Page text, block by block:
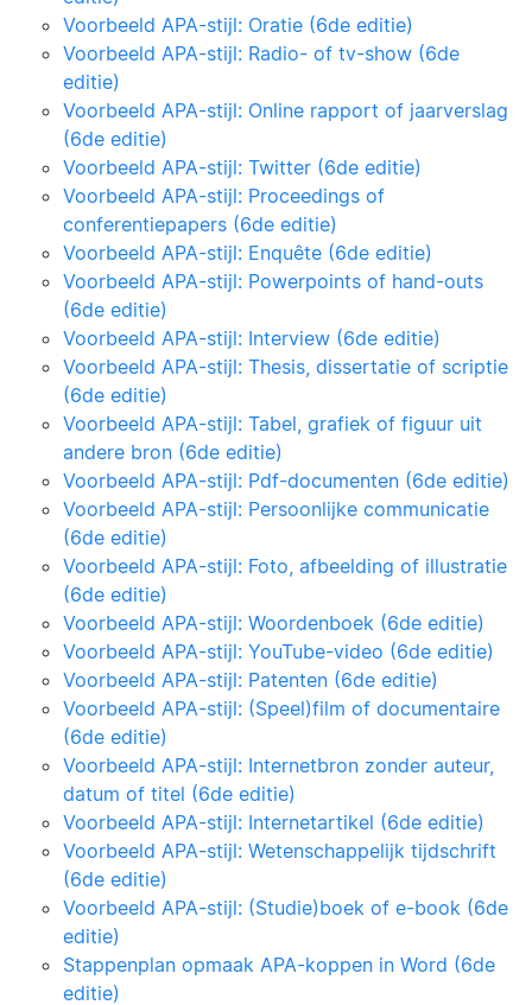
Voorbeeld APA-stijl: Oratie (6de editie)
Voorbeeld APA-stijl: Radio- of tv-show (6de
editie)
Voorbeeld APA-stijl: Online rapport of jaarverslag
(6de editie)
Voorbeeld APA-stijl: Twitter (6de editie)
Voorbeeld APA-stijl: Proceedings of
conferentiepapers (6de editie)
Voorbeeld APA-stijl: Enquête (6de editie)
Voorbeeld APA-stijl: Powerpoints of hand-outs
(6de editie)
Voorbeeld APA-stijl: Interview (6de editie)
Voorbeeld APA-stijl: Thesis, dissertatie of scriptie
(6de editie)
Voorbeeld APA-stijl: Tabel, grafiek of figuur uit
andere bron (6de editie)
Voorbeeld APA-stijl: Pdf-documenten (6de editie)
Voorbeeld APA-stijl: Persoonlijke communicatie
(6de editie)
Voorbeeld APA-stijl: Foto, afbeelding of illustratie
(6de editie)
Voorbeeld APA-stijl: Woordenboek (6de editie)
Voorbeeld APA-stijl: YouTube-video (6de editie)
Voorbeeld APA-stijl: Patenten (6de editie)
Voorbeeld APA-stijl: (Speel)film of documentaire
(6de editie)
Voorbeeld APA-stijl: Internetbron zonder auteur,
datum of titel (6de editie)
Voorbeeld APA-stijl: Internetartikel (6de editie)
Voorbeeld APA-stijl: Wetenschappelijk tijdschrift
(6de editie)
Voorbeeld APA-stijl: (Studie)boek of e-book (6de
editie)
Stappenplan opmaak APA-koppen in Word (6de
editie)